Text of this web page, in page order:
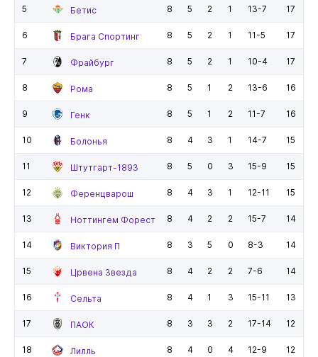
5 Бетис 8 5 2 1 13-7 17
6 Брага Спортинг 8 5 2 1 11-5 17
7 Фрайбург 8 5 2 1 10-4 17
8 Рома 8 5 1 2 13-6 16
9 Генк 8 5 1 2 11-7 16
10 Болонья 8 4 3 1 14-7 15
11 Штутгарт-1893 8 5 0 3 15-9 15
12 Ференцварош 8 4 3 1 12-11 15
13 Ноттингем Форест 8 4 2 2 15-7 14
14 Виктория П 8 3 5 0 8-3 14
15 Црвена Звезда 8 4 2 2 7-6 14
16 Сельта 8 4 1 3 15-11 13
17 ПАОК 8 3 3 2 17-14 12
18 Лилль 8 4 0 4 12-9 12